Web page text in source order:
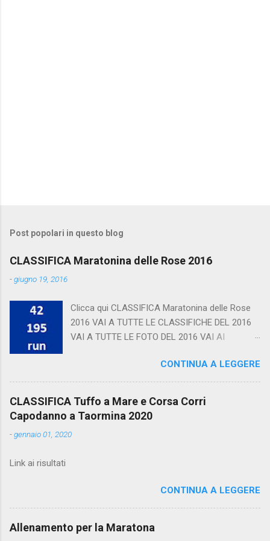
Post popolari in questo blog
CLASSIFICA Maratonina delle Rose 2016
-giugno 19, 2016
Clicca qui CLASSIFICA Maratonina delle Rose
2016 VAI A TUTTE LE CLASSIFICHE DEL 2016
VAI A TUTTE LE FOTO DEL 2016 VAI AI
CONTINUA A LEGGERE
CLASSIFICA Tuffo a Mare e Corsa Corri
Capodanno a Taormina 2020
-gennaio 01, 2020
Link ai risultati
CONTINUA A LEGGERE
Allenamento per la Maratona